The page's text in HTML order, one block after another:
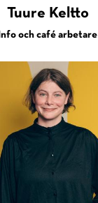
Tuure Keltto
Info och café arbetare